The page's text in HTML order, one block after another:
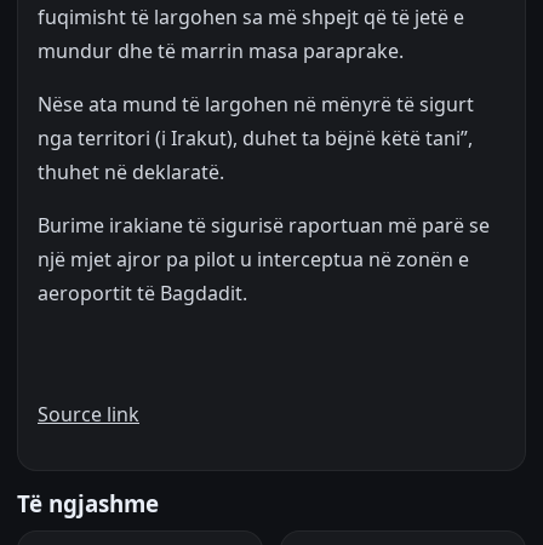
fuqimisht të largohen sa më shpejt që të jetë e
mundur dhe të marrin masa paraprake.
Nëse ata mund të largohen në mënyrë të sigurt
nga territori (i Irakut), duhet ta bëjnë këtë tani”,
thuhet në deklaratë.
Burime irakiane të sigurisë raportuan më parë se
një mjet ajror pa pilot u interceptua në zonën e
aeroportit të Bagdadit.
Source link
Të ngjashme